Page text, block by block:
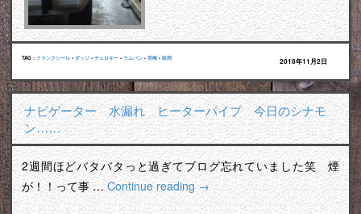
TAG : クランクシール • ダッジ • チェロキー • ラムバン • 宮崎 • 延岡 2018年11月2日
ナビゲーター 水漏れ ヒーターパイプ 今日のシナモ
ン……
2週間ほどバタバタっと過ぎてブログ忘れていました笑 煙
が！！って事 …Continue reading→